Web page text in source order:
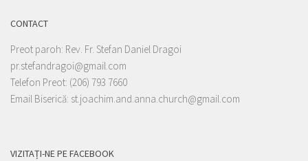
CONTACT
Preot paroh: Rev. Fr. Stefan Daniel Dragoi
pr.stefandragoi@gmail.com
Telefon Preot: (206) 793 7660
Email Biserică: st.joachim.and.anna.church@gmail.com
VIZITAȚI-NE PE FACEBOOK